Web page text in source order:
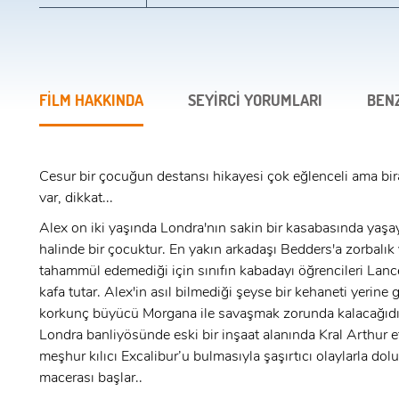
FİLM HAKKINDA SEYİRCİ YORUMLARI
Cesur bir çocuğun destansı hikayesi çok eğlenceli ama
var, dikkat...
Alex on iki yaşında Londra'nın sakin bir kasabasında
halinde bir çocuktur. En yakın arkadaşı Bedders'a zorbalık
tahammül edemediği için sınıfın kabadayı öğrencileri
kafa tutar. Alex'in asıl bilmediği şeyse bir kehaneti yerine
korkunç büyücü Morgana ile savaşmak zorunda
Londra banliyösünde eski bir inşaat alanında Kral Arthur
meşhur kılıcı Excalibur’u bulmasıyla şaşırtıcı olaylarla
macerası başlar..